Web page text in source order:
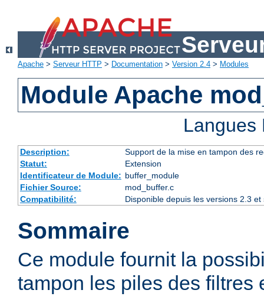
Apache > Serveur HTTP > Documentation > Version 2.4 > Modules
Module Apache
Description:
Support de la mise en tampon des
Statut:
Extension
Identificateur de Module: buffer_module
Fichier Source:
mod_buffer.c
Compatibilité:
Disponible depuis les versions 2.3
Sommaire
Ce module fournit la
tampon les piles des filtres